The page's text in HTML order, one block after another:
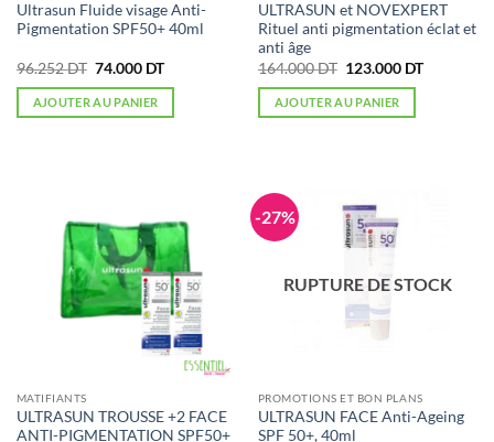
Ultrasun Fluide visage Anti-
Pigmentation SPF50+ 40ml
96.252DT Le
initial
était :
74.000 DTLe
AJOUTER AU PANIER
ULTRASUN et NOVEXPERT
Rituel anti pigmentation éclat et
anti âge
164.000DT Le
initial
était :
123.000 DTLe
AJOUTER AU PANIER
MATIFIANTS
ULTRASUN TROUSSE +2 FACE
ANTI-PIGMENTATION SPF50+
-27%
RUPTURE DE STOCK
PROMOTIONS ET BON PLANS
ULTRASUN FACE Anti-Ageing
SPF 50+, 40ml